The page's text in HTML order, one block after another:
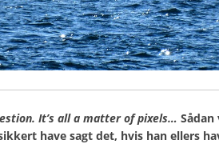
It’s all a matter of pixels… Sådan
have sagt det, hvis han ellers